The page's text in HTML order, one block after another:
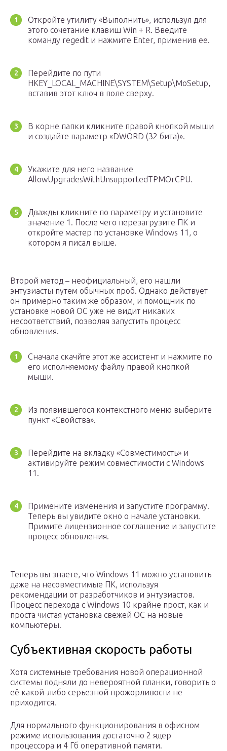
Откройте утилиту «Выполнить», используя для
этого сочетание клавиш Win + R. Введите
команду regedit и нажмите Enter, применив ее.
Перейдите по пути
HKEY_LOCAL_MACHINE\SYSTEM\Setup\MoSetup,
вставив этот ключ в поле сверху.
В корне папки кликните правой кнопкой мыши
и создайте параметр «DWORD (32 бита)».
Укажите для него название
AllowUpgradesWithUnsupportedTPMOrCPU.
Дважды кликните по параметру и установите
значение 1. После чего перезагрузите ПК и
откройте мастер по установке Windows 11, о
котором я писал выше.
Второй метод – неофициальный, его нашли
энтузиасты путем обычных проб. Однако действует
он примерно таким же образом, и помощник по
установке новой ОС уже не видит никаких
несоответствий, позволяя запустить процесс
обновления.
Сначала скачйте этот же ассистент и нажмите по
его исполняемому файлу правой кнопкой
мыши.
Из появившегося контекстного меню выберите
пункт «Свойства».
Перейдите на вкладку «Совместимость» и
активируйте режим совместимости с Windows
11.
Примените изменения и запустите программу.
Теперь вы увидите окно о начале установки.
Примите лицензионное соглашение и запустите
процесс обновления.
Теперь вы знаете, что Windows 11 можно установить
даже на несовместимые ПК, используя
рекомендации от разработчиков и энтузиастов.
Процесс перехода с Windows 10 крайне прост, как и
проста чистая установка свежей ОС на новые
компьютеры.
Субъективная скорость работы
Хотя системные требования новой операционной
системы подняли до невероятной планки, говорить о
её какой-либо серьезной прожорливости не
приходится.
Для нормального функционирования в офисном
режиме использования достаточно 2 ядер
процессора и 4 Гб оперативной памяти.